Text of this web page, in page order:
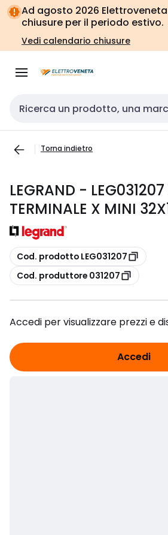
Vai alla
navigazione
Vai
alla
pagina
Ad agosto 2026
chiusure per il periodo estivo.
Vedi calendario chiusure
Cerca input
Torna indietro
LEGRAND -
TERMINALE X MINI
copia
Cod. prodotto LEG031207
copia
Cod. produttore 031207
Accedi per visualizzare prezzi e
Accedi